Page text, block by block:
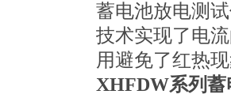
蓄电池放电测
技术实现了电
用避免了红热
XHFDW系列